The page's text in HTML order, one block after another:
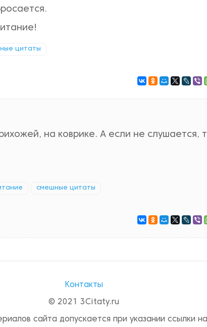
цитаты
на коврике. А если не слушается,
смешные цитаты
Контакты
© 2021 3Citaty.ru
сайта допускается при указании ссылки